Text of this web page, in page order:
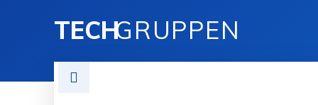
TECHGRUPPEN